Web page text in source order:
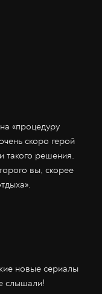
«процедуру
скоро герой
такого решения.
вы, скорее
новые сериалы
слышали!